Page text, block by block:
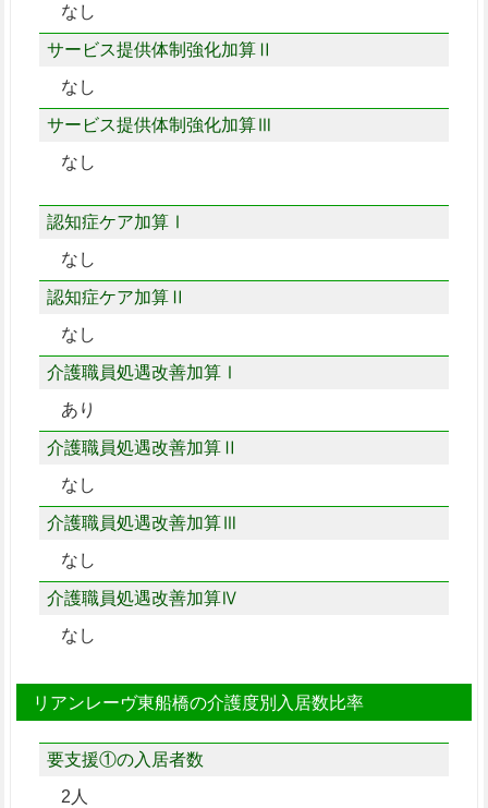
なし
サービス提供体制強化加算Ⅱ
なし
サービス提供体制強化加算Ⅲ
なし
認知症ケア加算Ⅰ
なし
認知症ケア加算Ⅱ
なし
介護職員処遇改善加算Ⅰ
あり
介護職員処遇改善加算Ⅱ
なし
介護職員処遇改善加算Ⅲ
なし
介護職員処遇改善加算Ⅳ
なし
リアンレーヴ東船橋の介護度別入居数比率
要支援①の入居者数
2人